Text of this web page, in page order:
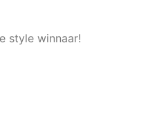
style winnaar!